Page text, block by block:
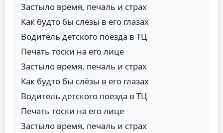
Застыло время, печаль и страх
Как будто бы слёзы в его глазах
Водитель детского поезда в ТЦ
Печать тоски на его лице
Застыло время, печаль и страх
Как будто бы слёзы в его глазах
Водитель детского поезда в ТЦ
Печать тоски на его лице
Застыло время, печаль и страх